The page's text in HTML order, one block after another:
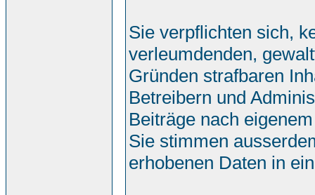
Sie verpflichten sich,
verleumdenden,
Gründen strafbaren
Betreibern und
Beiträge nach
Sie stimmen
erhobenen Daten in